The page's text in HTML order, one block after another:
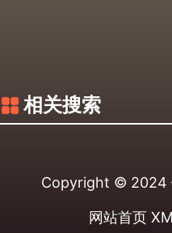
相关搜索
Copyright © 2024
网站首页